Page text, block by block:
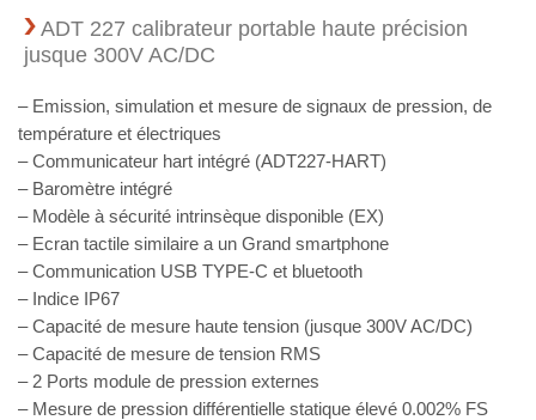
ADT 227 calibrateur portable haute précision
jusque 300V AC/DC
– Emission, simulation et mesure de signaux de pression, de
température et électriques
– Communicateur hart intégré (ADT227-HART)
– Baromètre intégré
– Modèle à sécurité intrinsèque disponible (EX)
– Ecran tactile similaire a un Grand smartphone
– Communication USB TYPE-C et bluetooth
– Indice IP67
– Capacité de mesure haute tension (jusque 300V AC/DC)
– Capacité de mesure de tension RMS
– 2 Ports module de pression externes
– Mesure de pression différentielle statique élevé 0.002% FS